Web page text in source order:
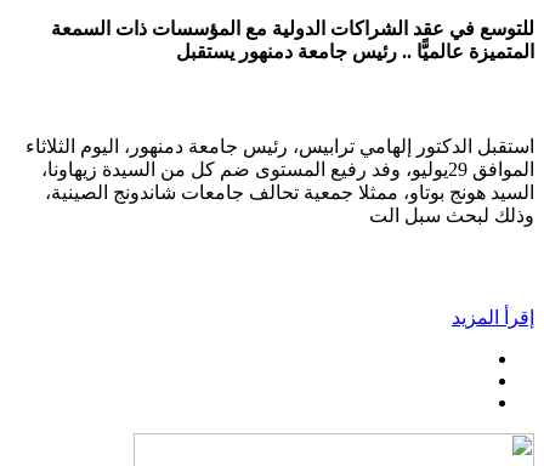
للتوسع في عقد الشراكات الدولية مع المؤسسات ذات السمعة
المتميزة عالميًّا .. رئيس جامعة دمنهور يستقبل
استقبل الدكتور إلهامي ترابيس، رئيس جامعة دمنهور، اليوم الثلاثاء
الموافق 29يوليو، وفد رفيع المستوى ضم كل من السيدة زيهاونا،
السيد هونج بوتاو، ممثلا جمعية تحالف جامعات شاندونج الصينية،
وذلك لبحث سبل الت
إقرأ المزيد